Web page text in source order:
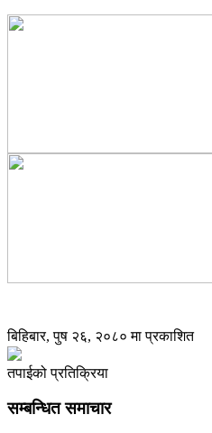
बिहिबार, पुष २६, २०८० मा प्रकाशित
तपाईको प्रतिक्रिया
सम्बन्धित समाचार